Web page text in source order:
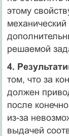
этому
механический
pешаемой
4.
том, что за
должен
после
из-за
выдачей